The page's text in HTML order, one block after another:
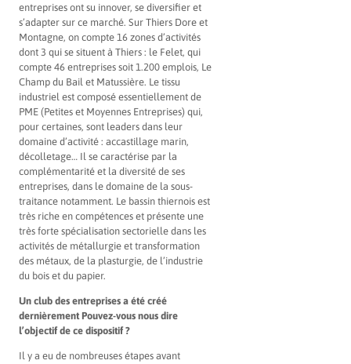
entreprises ont su innover, se diversifier et
s’adapter sur ce marché. Sur Thiers Dore et
Montagne, on compte 16 zones d’activités
dont 3 qui se situent à Thiers : le Felet, qui
compte 46 entreprises soit 1.200 emplois, Le
Champ du Bail et Matussière. Le tissu
industriel est composé essentiellement de
PME (Petites et Moyennes Entreprises) qui,
pour certaines, sont leaders dans leur
domaine d’activité : accastillage marin,
décolletage… Il se caractérise par la
complémentarité et la diversité de ses
entreprises, dans le domaine de la sous-
traitance notamment. Le bassin thiernois est
très riche en compétences et présente une
très forte spécialisation sectorielle dans les
activités de métallurgie et transformation
des métaux, de la plasturgie, de l’industrie
du bois et du papier.
Un club des entreprises a été créé
dernièrement Pouvez-vous nous dire
l’objectif de ce dispositif ?
Il y a eu de nombreuses étapes avant